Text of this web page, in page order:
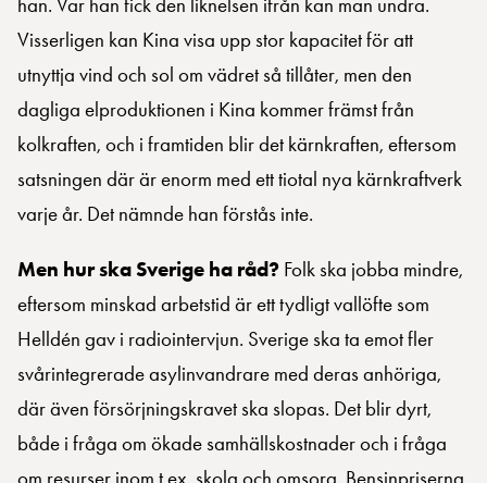
Visserligen kan Kina visa upp stor kapacitet för att
utnyttja vind och sol om vädret så tillåter, men den
dagliga elproduktionen i Kina kommer främst från
kolkraften, och i framtiden blir det kärnkraften, eftersom
satsningen där är enorm med ett tiotal nya kärnkraftverk
varje år. Det nämnde han förstås inte.
Men hur ska Sverige ha råd? Folk ska jobba mindre,
eftersom minskad arbetstid är ett tydligt vallöfte som
Helldén gav i radiointervjun. Sverige ska ta emot fler
svårintegrerade asylinvandrare med deras anhöriga,
där även försörjningskravet ska slopas. Det blir dyrt,
både i fråga om ökade samhällskostnader och i fråga